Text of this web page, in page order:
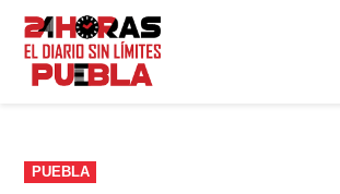
Saltar
contenido
PUBLICADO
EN
PUEBLA